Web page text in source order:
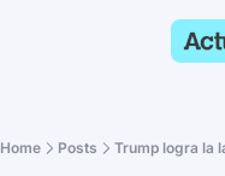
Home Posts Trump logra la